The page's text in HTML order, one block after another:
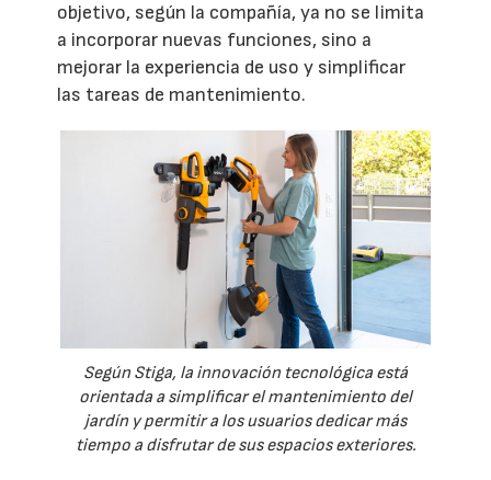
objetivo, según la compañía, ya no se limita
a incorporar nuevas funciones, sino a
mejorar la experiencia de uso y simplificar
las tareas de mantenimiento.
Según Stiga, la innovación tecnológica está
orientada a simplificar el mantenimiento del
jardín y permitir a los usuarios dedicar más
tiempo a disfrutar de sus espacios exteriores.